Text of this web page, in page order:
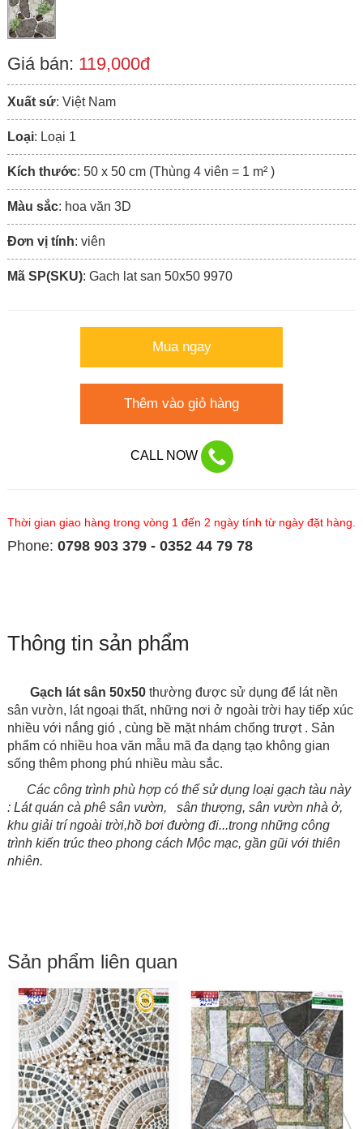
Giá bán: 119,000đ
Xuất sứ: Việt Nam
Loại: Loại 1
Kích thước: 50 x 50 cm (Thùng 4 viên = 1 m² )
Màu sắc: hoa văn 3D
Đơn vị tính: viên
Mã SP(SKU): Gach lat san 50x50 9970
Mua ngay
Thêm vào giỏ hàng
CALL NOW
Thời gian giao hàng trong vòng 1 đến 2 ngày tính từ ngày đặt hàng.
Phone: 0798 903 379 - 0352 44 79 78
Thông tin sản phẩm
Gạch lát sân 50x50thường được sử dụng để lát nền
sân vườn, lát ngoại thất, những nơi ở ngoài trời hay tiếp xúc
nhiều với nắng gió , cùng bề mặt nhám chống trượt . Sản
phẩm có nhiều hoa văn mẫu mã đa dạng tạo không gian
sống thêm phong phú nhiều màu sắc.
Các công trình phù hợp có thể sử dụng loại gạch tàu này
: Lát quán cà phê sân vườn, sân thượng, sân vườn nhà ở,
khu giải trí ngoài trời,hồ bơi đường đi...trong những công
trình kiến trúc theo phong cách Mộc mạc, gần gũi với thiên
nhiên.
Sản phẩm liên quan